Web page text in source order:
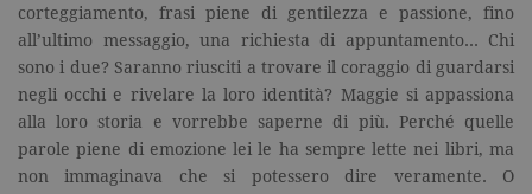
corteggiamento, frasi piene di gentilezza e passione, fino
all’ultimo messaggio, una richiesta di appuntamento… Chi
sono i due? Saranno riusciti a trovare il coraggio di guardarsi
negli occhi e rivelare la loro identità? Maggie si appassiona
alla loro storia e vorrebbe saperne di più. Perché quelle
parole piene di emozione lei le ha sempre lette nei libri, ma
non immaginava che si potessero dire veramente. O